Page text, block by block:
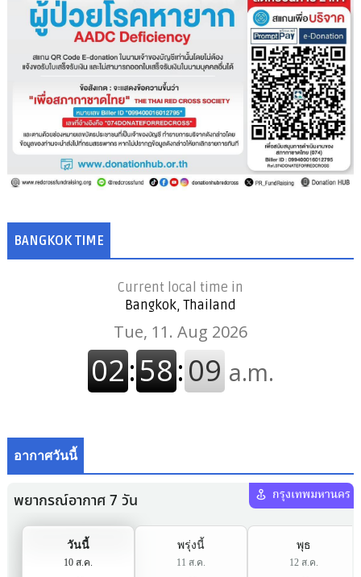
BANGKOK TIME
Current local time in
Bangkok, Thailand
อากาศวันนี้